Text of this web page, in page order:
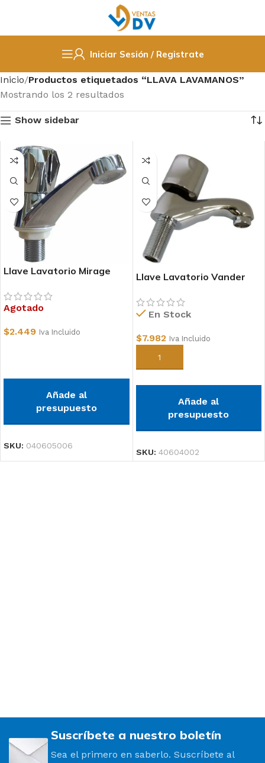
Iniciar Sesión / Registrate
Inicio Productos etiquetados “LLAVA LAVAMANOS”
Mostrando los 2 resultados
Show sidebar
Llave Lavatorio Mirage
Agotado
$2.449 Iva Incluido
Añade al
presupuesto
SKU: 040605006
Llave Lavatorio Vander
En Stock
$7.982 Iva Incluido
Añadir al carrito
Añade al
presupuesto
SKU: 40604002
Suscríbete a nuestro boletín
Sea el primero en saberlo. Suscríbete al